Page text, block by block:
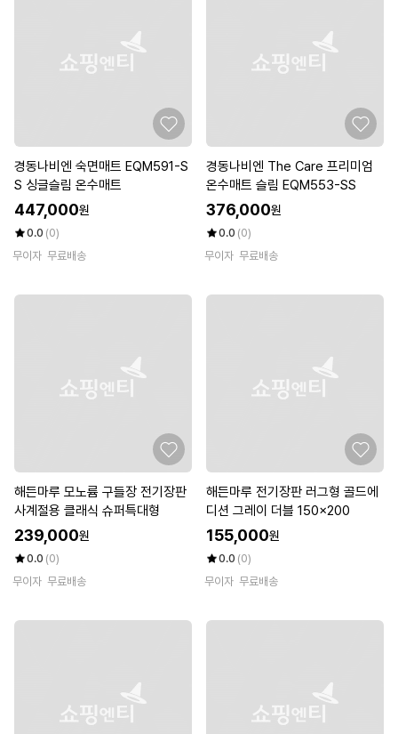
경동나비엔 숙면매트 EQM591-S
S 싱글슬림 온수매트
447,000원
0.0 (0)
무이자 무료배송
경동나비엔 The Care 프리미엄
온수매트 슬림 EQM553-SS
376,000원
0.0 (0)
무이자 무료배송
해든마루 모노륨 구들장 전기장판
사계절용 클래식 슈퍼특대형
239,000원
0.0 (0)
무이자 무료배송
해든마루 전기장판 러그형 골드에
디션 그레이 더블 150x200
155,000원
0.0 (0)
무이자 무료배송